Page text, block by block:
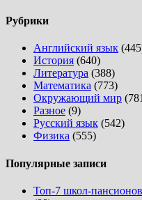
Рубрики
Английский язык
История (640)
Литература (388)
Математика (773)
Окружающий мир
Разное (9)
Русский язык (542)
Физика (555)
Популярные записи
Топ-7 школ-